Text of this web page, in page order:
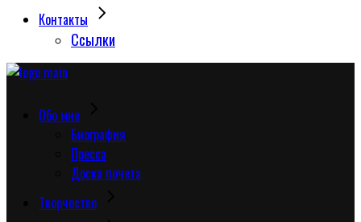
Контакты
Сcылки
Обо мне
Биография
Пресса
Доска почета
Творчество